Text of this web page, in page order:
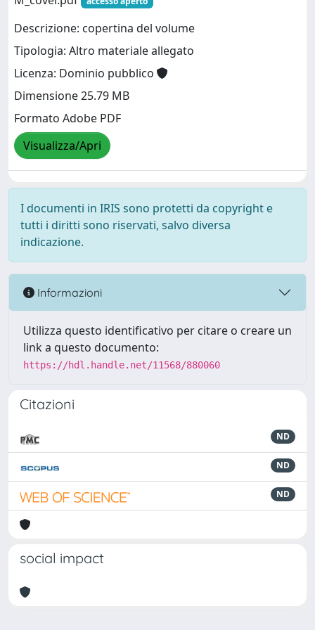
Descrizione: copertina del volume
Tipologia: Altro materiale allegato
Licenza: Dominio pubblico
Dimensione 25.79 MB
Formato Adobe PDF
Visualizza/Apri
I documenti in IRIS sono protetti da copyright e
tutti i diritti sono riservati, salvo diversa
indicazione.
Informazioni
Utilizza questo identificativo per citare o creare un
link a questo documento:
https://hdl.handle.net/11568/880060
Citazioni
ND
ND
ND
social impact